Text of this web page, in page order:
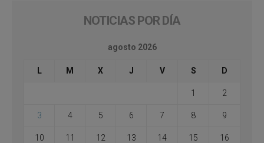
NOTICIAS POR DÍA
agosto 2026
L M X J V S D
1 2
3 4 5 6 7 8 9
10 11 12 13 14 15 16